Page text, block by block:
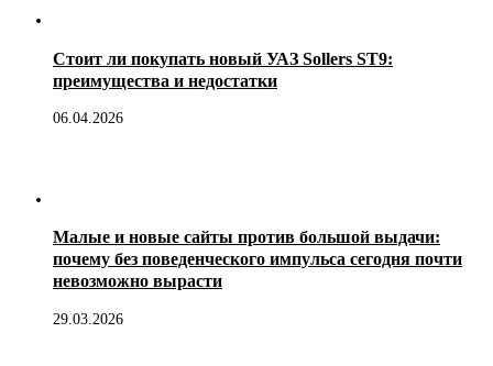
Стоит ли покупать новый УАЗ Sollers ST9:
преимущества и недостатки
06.04.2026
Малые и новые сайты против большой выдачи:
почему без поведенческого импульса сегодня почти
невозможно вырасти
29.03.2026